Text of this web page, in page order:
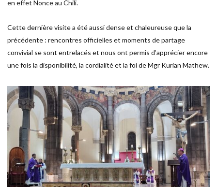
en effet Nonce au Chili.
Cette dernière visite a été aussi dense et chaleureuse que la
précédente : rencontres officielles et moments de partage
convivial se sont entrelacés et nous ont permis d’apprécier encore
une fois la disponibilité, la cordialité et la foi de Mgr Kurian Mathew.